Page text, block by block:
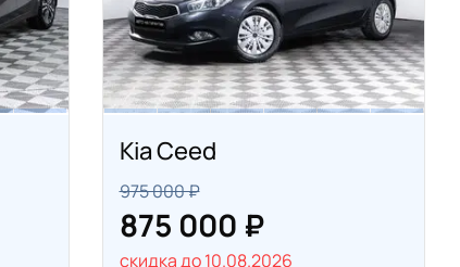
Kia Ceed
975 000 ₽
875 000 ₽
скидка до 10.08.2026